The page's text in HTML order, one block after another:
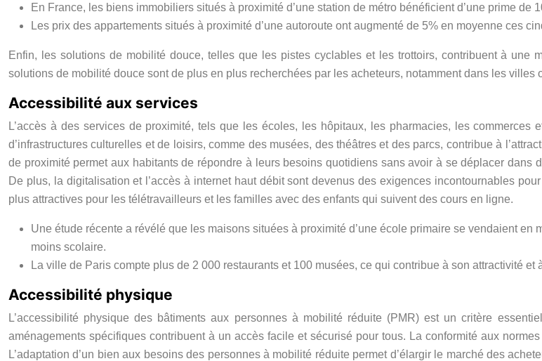
En France, les biens immobiliers situés à proximité d’une station de métro bénéficient d’une prime
Les prix des appartements situés à proximité d’une autoroute ont augmenté de 5% en moyenne ces
Enfin, les solutions de mobilité douce, telles que les pistes cyclables et les trottoirs, contribuent à
solutions de mobilité douce sont de plus en plus recherchées par les acheteurs, notamment dans les
Accessibilité aux services
L’accès à des services de proximité, tels que les écoles, les hôpitaux, les pharmacies, les
d’infrastructures culturelles et de loisirs, comme des musées, des théâtres et des parcs, contribue à
de proximité permet aux habitants de répondre à leurs besoins quotidiens sans avoir à se déplacer dans
De plus, la digitalisation et l’accès à internet haut débit sont devenus des exigences incontournables
plus attractives pour les télétravailleurs et les familles avec des enfants qui suivent des cours en ligne.
Une étude récente a révélé que les maisons situées à proximité d’une école primaire se vendaient
moins scolaire.
La ville de Paris compte plus de 2 000 restaurants et 100 musées, ce qui contribue à son attractivité et
Accessibilité physique
L’accessibilité physique des bâtiments aux personnes à mobilité réduite (PMR) est un critère
aménagements spécifiques contribuent à un accès facile et sécurisé pour tous. La conformité aux
L’adaptation d’un bien aux besoins des personnes à mobilité réduite permet d’élargir le marché des